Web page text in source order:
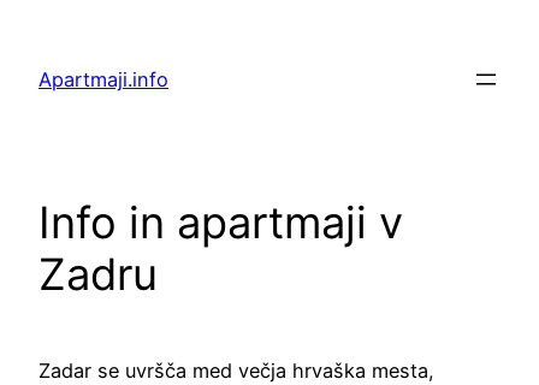
vsebino
Apartmaji.info
Info in apartmaji v
Zadru
Zadar se uvršča med večja hrvaška mesta,